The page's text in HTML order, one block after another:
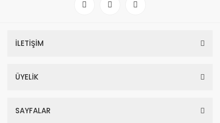
İLETİŞİM
ÜYELİK
SAYFALAR